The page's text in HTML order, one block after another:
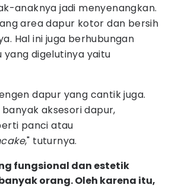
anaknya jadi menyenangkan.
area dapur kotor dan bersih
Hal ini juga berhubungan
yang digelutinya yaitu
dapur yang cantik juga.
aksesori dapur,
panci atau
," tuturnya.
fungsional dan estetik
orang. Oleh karena itu,